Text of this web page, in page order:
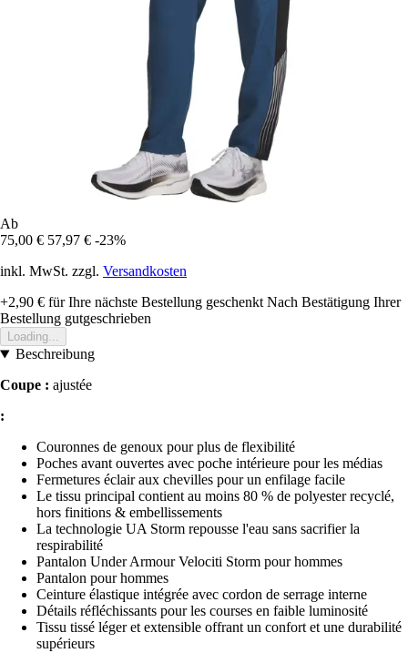
Ab
75,00 € 57,97 € -23%
inkl. MwSt. zzgl. Versandkosten
+2,90 € für Ihre nächste Bestellung geschenkt Nach Bestätigung Ihrer
Bestellung gutgeschrieben
Loading...
Beschreibung
Coupe : ajustée
:
Couronnes de genoux pour plus de flexibilité
Poches avant ouvertes avec poche intérieure pour les médias
Fermetures éclair aux chevilles pour un enfilage facile
Le tissu principal contient au moins 80 % de polyester recyclé,
hors finitions & embellissements
La technologie UA Storm repousse l'eau sans sacrifier la
respirabilité
Pantalon Under Armour Velociti Storm pour hommes
Pantalon pour hommes
Ceinture élastique intégrée avec cordon de serrage interne
Détails réfléchissants pour les courses en faible luminosité
Tissu tissé léger et extensible offrant un confort et une durabilité
supérieurs